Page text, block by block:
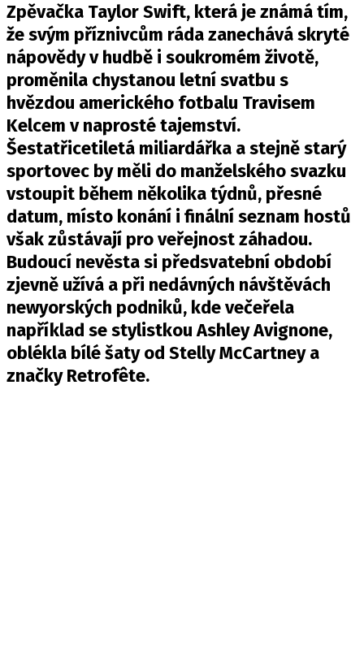
KONTAKT
VYDAVATEL
INZERCE
OSOBNÍ ÚDAJE / COOKIES
VOLNÁ MÍSTA
Provozovatelem serveru newsbox.cz je
INCORP MEDIA GROUP s.r.o., IČ: 118 23 054
Zpěvačka Taylor Swift, která je známá tím,
že svým příznivcům ráda zanechává skryté
nápovědy v hudbě i soukromém životě,
proměnila chystanou letní svatbu s
hvězdou amerického fotbalu Travisem
Kelcem v naprosté tajemství.
Šestatřicetiletá miliardářka a stejně starý
sportovec by měli do manželského svazku
vstoupit během několika týdnů, přesné
datum, místo konání i finální seznam hostů
však zůstávají pro veřejnost záhadou.
Budoucí nevěsta si předsvatební období
zjevně užívá a při nedávných návštěvách
newyorských podniků, kde večeřela
například se stylistkou Ashley Avignone,
oblékla bílé šaty od Stelly McCartney a
značky Retrofête.